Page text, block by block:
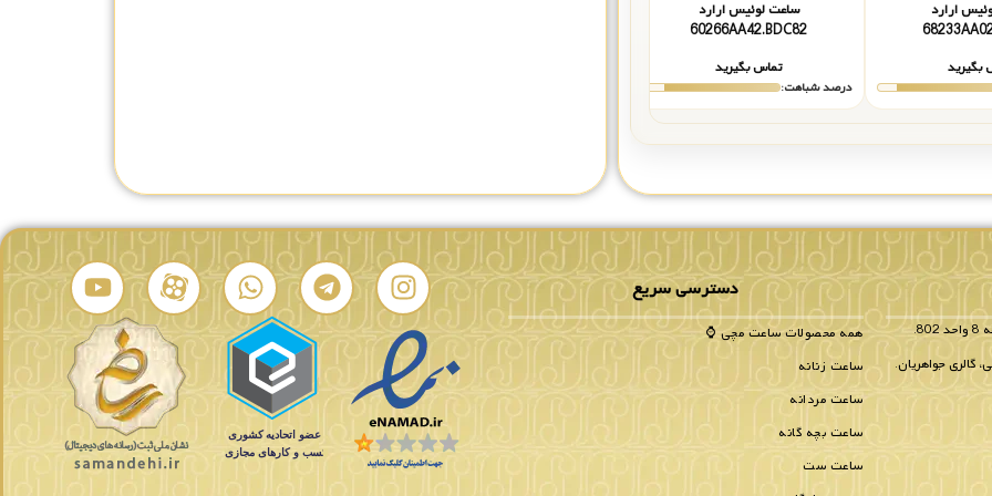
ارارد
بگیرید
ساعت لوئیس ارارد
60266AA42.BDC82
تماس بگیرید
درصد شباهت:
گالری جواهریان.
دسترسی سریع
همه محصولات ساعت مچی ⌚
ساعت زنانه
ساعت مردانه
ساعت بچه گانه
ساعت ست